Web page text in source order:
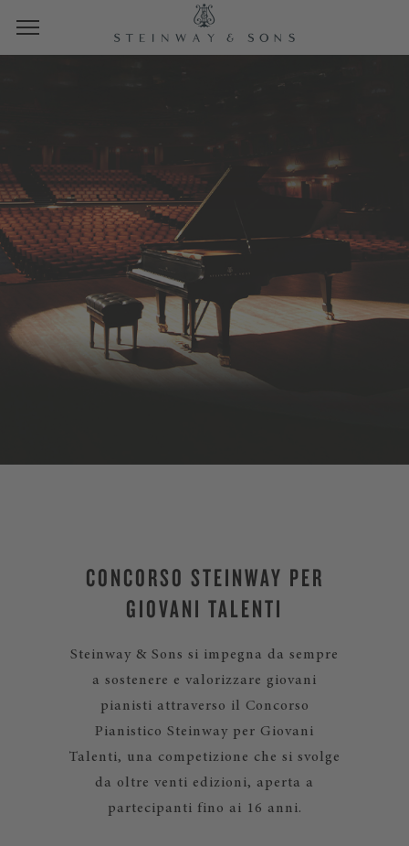
CONCORSO STEINWAY PER
GIOVANI TALENTI
Steinway & Sons si impegna da sempre
a sostenere e valorizzare giovani
pianisti attraverso il Concorso
Pianistico Steinway per Giovani
Talenti, una competizione che si svolge
da oltre venti edizioni, aperta a
partecipanti fino ai 16 anni.